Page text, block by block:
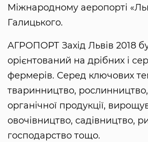
Міжнародному аеропорті
Галицького.
АГРОПОРТ Захід Львів 2018
орієнтований на дрібних і
фермерів. Серед ключових
тваринництво,
органічної продукції,
овочівництво, садівництво,
господарство тощо.